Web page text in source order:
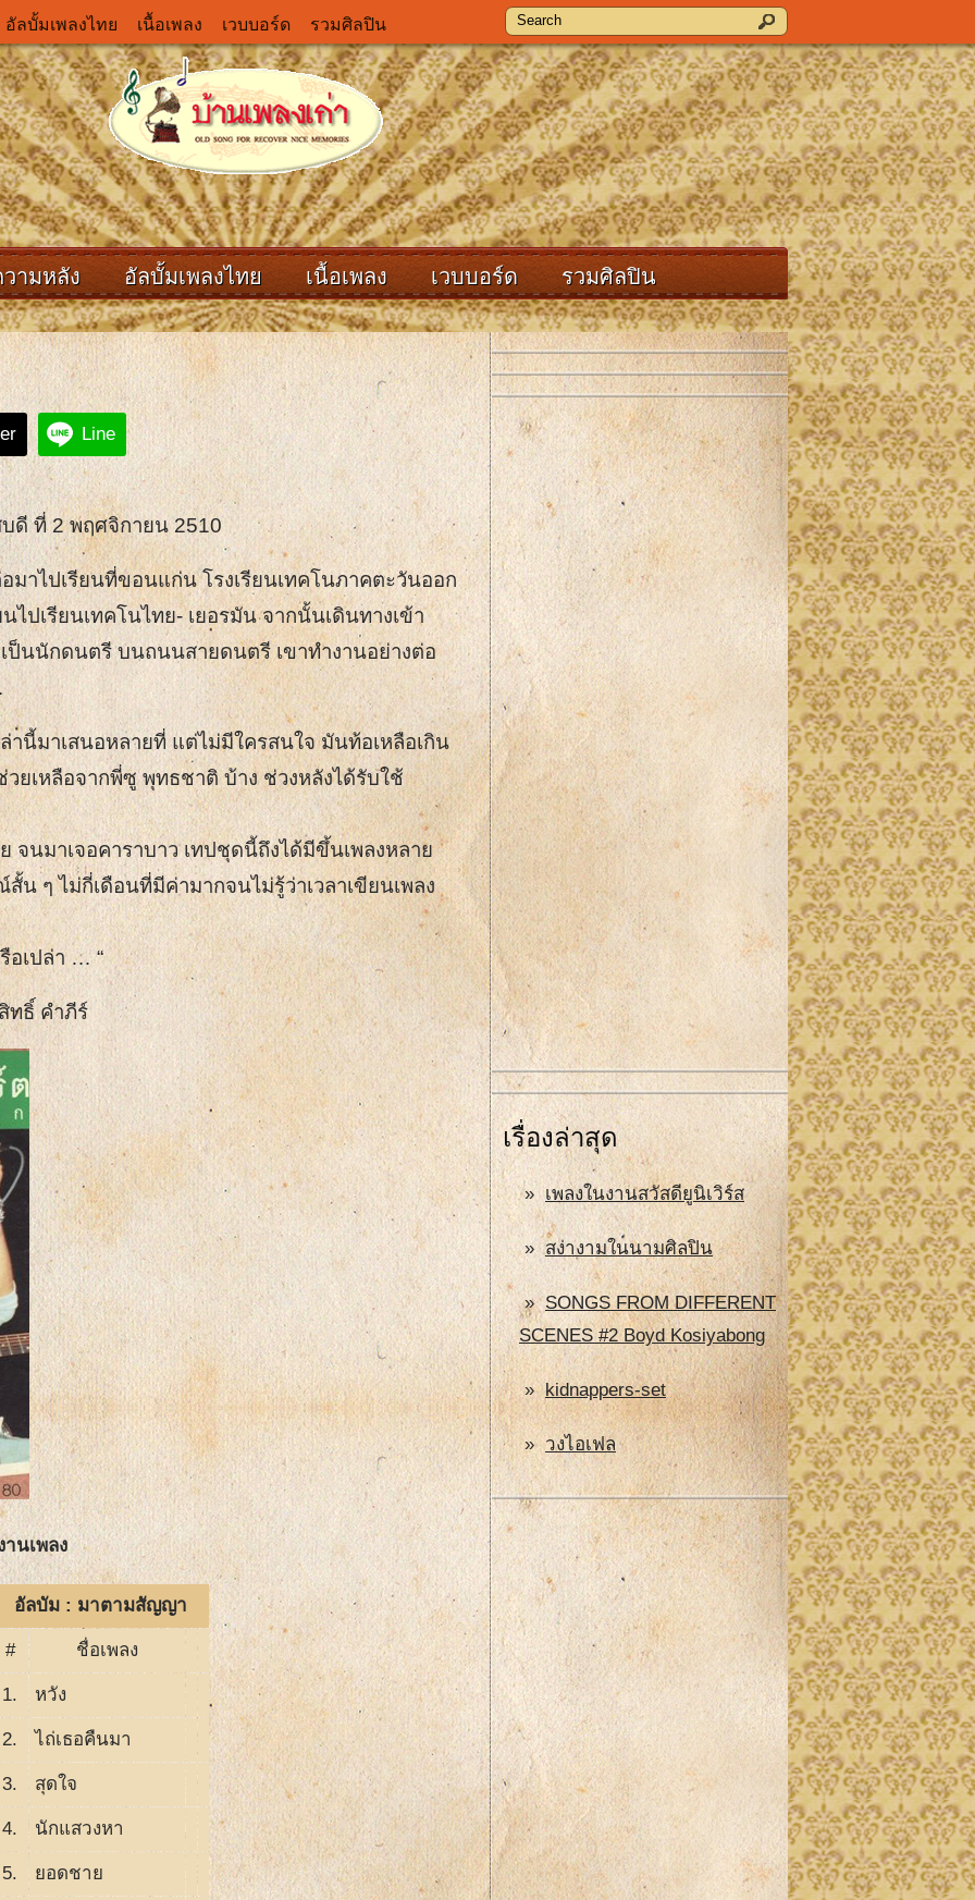
อัลบั้มเพลงไทย เนื้อเพลง เวบบอร์ด รวมศิลปิน
ามหลัง อัลบั้มเพลงไทย เนื้อเพลง เวบบอร์ด รวมศิลปิน
เรื่องล่าสุด
เพลงในงานสวัสดียูนิเวิร์ส
สง่างามในนามศิลปิน
SONGS FROM DIFFERENT
SCENES #2 Boyd Kosiyabong
kidnappers-set
วงไอเฟล
Line
ดี ที่ 2 พฤศจิกายน 2510
มาไปเรียนที่ขอนแก่น โรงเรียนเทคโนภาคตะวันออก
นไปเรียนเทคโนไทย- เยอรมัน จากนั้นเดินทางเข้า
ป็นนักดนตรี บนถนนสายดนตรี เขาทำงานอย่างต่อ
านี้มาเสนอหลายที่ แต่ไม่มีใครสนใจ มันท้อเหลือเกิน
ยเหลือจากพี่ซู พุทธชาติ บ้าง ช่วงหลังได้รับใช้
จนมาเจอคาราบาว เทปชุดนี้ถึงได้มีขึ้นเพลงหลาย
น ๆ ไม่กี่เดือนที่มีค่ามากจนไม่รู้ว่าเวลาเขียนเพลง
อเปล่า … “
ทธิ์ คำภีร์
านเพลง
อัลบัม : มาตามสัญญา
# ชื่อเพลง
1. หวัง
2. ไถ่เธอคืนมา
3. สุดใจ
4. นักแสวงหา
5. ยอดชาย